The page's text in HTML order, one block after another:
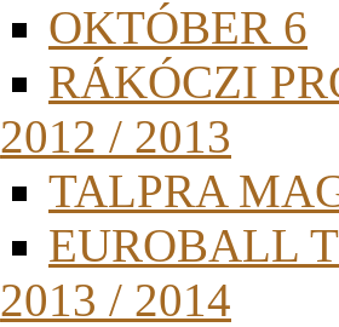
OKTÓBER 6
RÁKÓCZI
2012 / 2013
TALPRA
EUROBALL
2013 / 2014